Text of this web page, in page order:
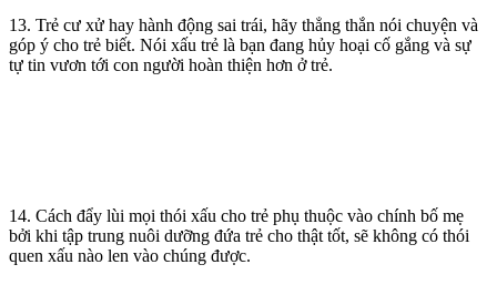
13. Trẻ cư xử hay hành động sai trái, hãy thẳng thắn nói chuyện và
góp ý cho trẻ biết. Nói xấu trẻ là bạn đang hủy hoại cố gắng và sự
tự tin vươn tới con người hoàn thiện hơn ở trẻ.
14. Cách đẩy lùi mọi thói xấu cho trẻ phụ thuộc vào chính bố mẹ
bởi khi tập trung nuôi dưỡng đứa trẻ cho thật tốt, sẽ không có thói
quen xấu nào len vào chúng được.